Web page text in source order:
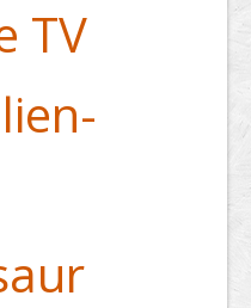
TV